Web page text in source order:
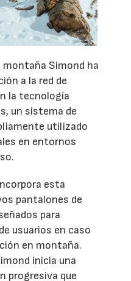
montaña Simond ha
a la red de
la tecnología
un sistema de
utilizado
en entornos
esta
pantalones de
para
usuarios en caso
en montaña.
inicia una
progresiva que